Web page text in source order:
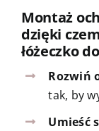
Montaż
dzięki
łóżeczko
Rozwiń
tak, by
Umieść